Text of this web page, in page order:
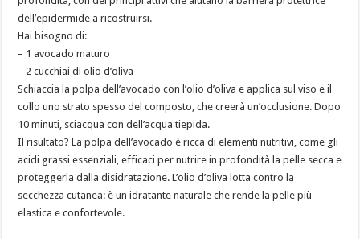
dell’epidermide a ricostruirsi.
Hai bisogno di:
– 1 avocado maturo
– 2 cucchiai di olio d’oliva
Schiaccia la polpa dell’avocado con l’olio d’oliva e applica sul viso e il
collo uno strato spesso del composto, che creerà un’occlusione. Dopo
10 minuti, sciacqua con dell’acqua tiepida.
Il risultato? La polpa dell’avocado è ricca di elementi nutritivi, come gli
acidi grassi essenziali, efficaci per nutrire in profondità la pelle secca e
proteggerla dalla disidratazione. L’olio d’oliva lotta contro la
secchezza cutanea: è un idratante naturale che rende la pelle più
elastica e confortevole.